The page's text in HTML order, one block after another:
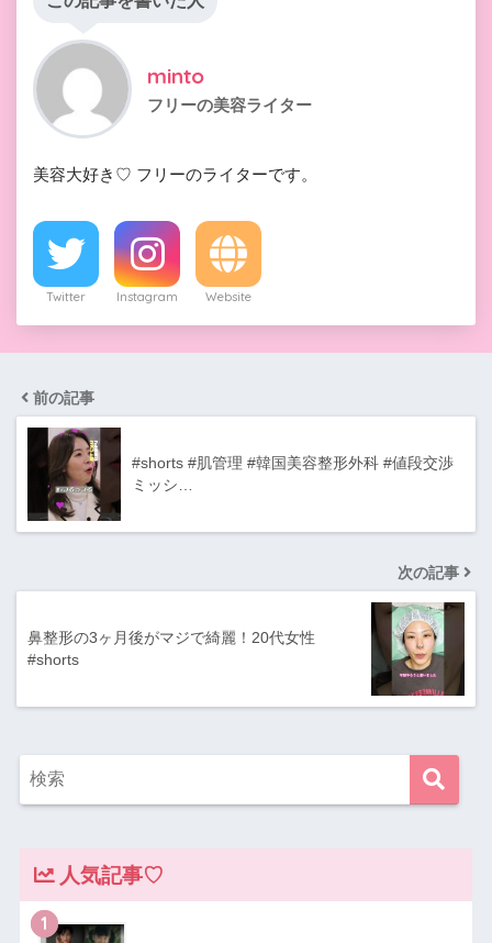
minto
フリーの美容ライター
美容大好き♡ フリーのライターです。
Twitter Instagram Website
前の記事
#shorts #肌管理 #韓国美容整形外科 #値段交渉
ミッシ…
次の記事
鼻整形の3ヶ月後がマジで綺麗！20代女性
#shorts
人気記事♡
1